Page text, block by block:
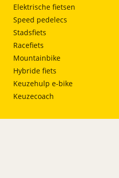
Elektrische fietsen
Speed pedelecs
Stadsfiets
Racefiets
Mountainbike
Hybride fiets
Keuzehulp e-bike
Keuzecoach